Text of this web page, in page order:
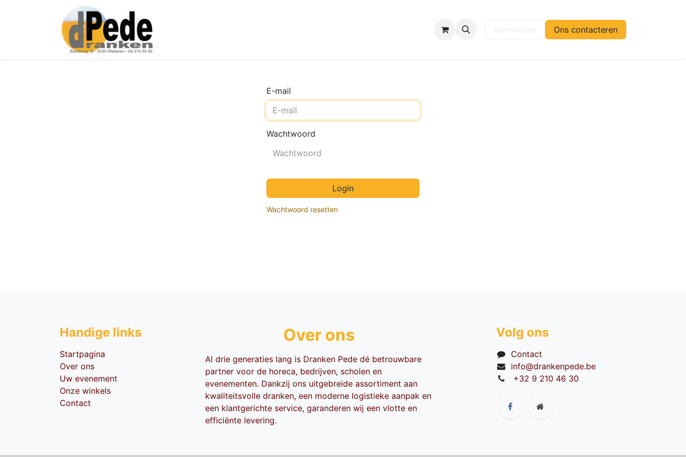
Help Ons contacteren
E-mail
Wachtwoord
Login
Wachtwoord resetten
Handige li​nks
Startpagina
Over ons
Uw evenement
Onze winkels
Contact
Over ons
Al drie generaties lang is Dranken Pede dé betrouwbare
partner voor de horeca, bedrijven, scholen en
evenementen. Dankzij ons uitgebreide assortiment aan
kwaliteitsvolle dranken, een moderne logistieke aanpak en
een klantgerichte service, garanderen wij een vlotte en
efficiënte levering.
Volg ons
Contact
info@drankenpede.be
+32 9 210 46 30